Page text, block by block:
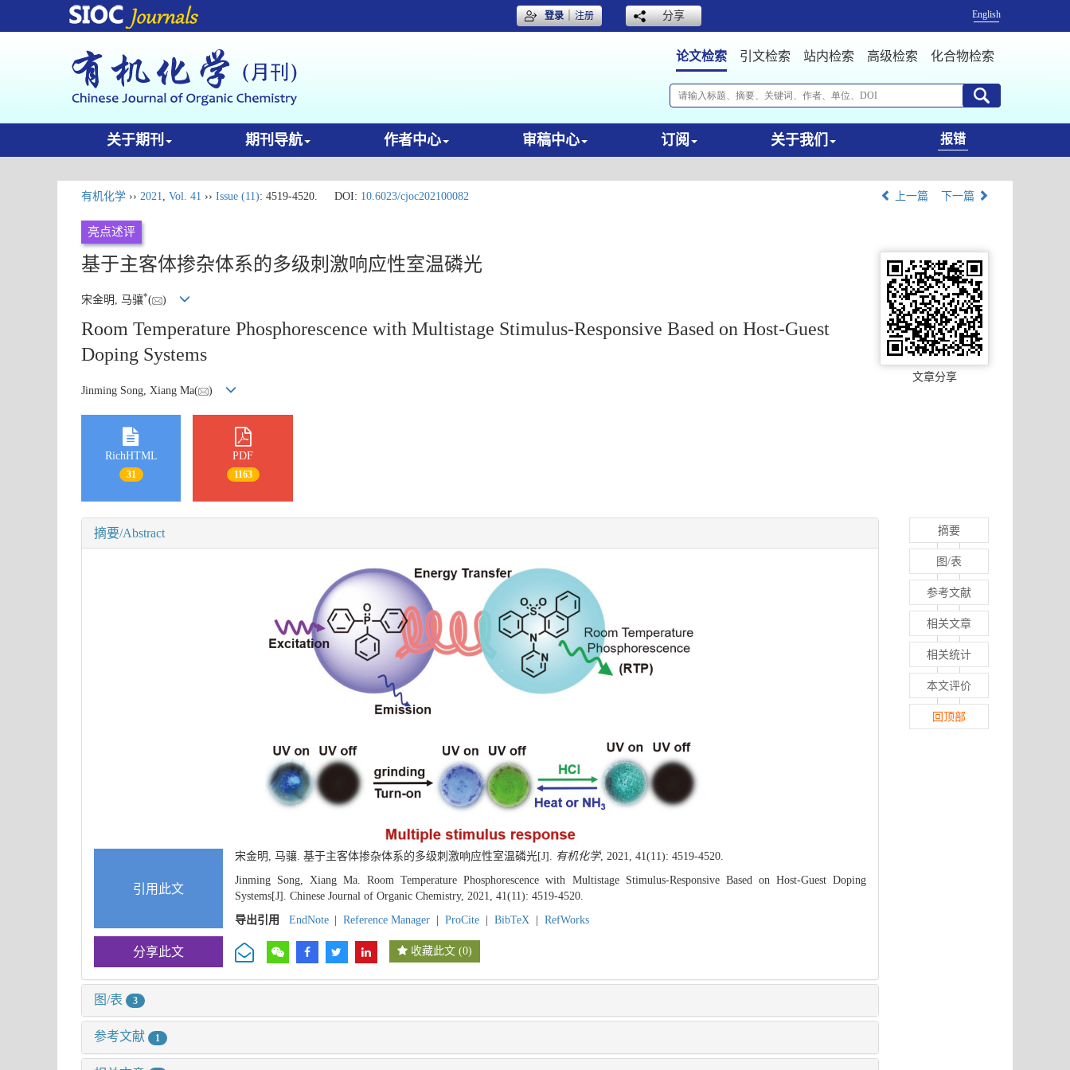
登录｜注册 分享 English
论文检索 引文检索 站内检索 高级检索 化合物检索
关于期刊 期刊导航 作者中心 审稿中心 订阅 关于我们 报错
有机化学 ›› 2021, Vol. 41 ›› Issue (11): 4519-4520. DOI: 10.6023/cjoc202100082 上一篇 下一篇
亮点述评
基于主客体掺杂体系的多级刺激响应性室温磷光
宋金明, 马骧*( )
Room Temperature Phosphorescence with Multistage Stimulus-Responsive Based on Host-Guest
Doping Systems
Jinming Song, Xiang Ma( )
文章分享
RichHTML
31
PDF
1163
摘要/Abstract
引用此文
宋金明, 马骧. 基于主客体掺杂体系的多级刺激响应性室温磷光[J]. 有机化学, 2021, 41(11): 4519-4520.
Jinming Song, Xiang Ma. Room Temperature Phosphorescence with Multistage Stimulus-Responsive Based on Host-Guest Doping
Systems[J]. Chinese Journal of Organic Chemistry, 2021, 41(11): 4519-4520.
导出引用
EndNote Reference Manager ProCite BibTeX RefWorks
分享此文 收藏此文 (0)
图/表 3
参考文献 1
摘要
图/表
参考文献
相关文章
相关统计
本文评价
回顶部